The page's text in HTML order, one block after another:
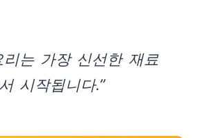
리는 가장 신선한 재료
시작됩니다.”